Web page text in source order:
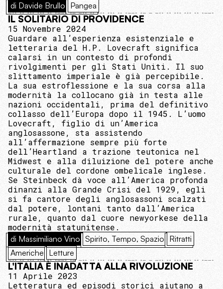
di Davide Brullo Pangea
IL SOLITARIO DI PROVIDENCE
15 Novembre 2024
Guardare all’esperienza esistenziale e
letteraria del H.P. Lovecraft significa
calarsi in un contesto di profondi
rivolgimenti per gli Stati Uniti. Il suo
slittamento imperiale è già percepibile.
La sua estroflessione e la sua corsa alla
modernità la collocano già in testa alle
nazioni occidentali, prima del definitivo
collasso dell’Europa dopo il 1945. L’uomo
Lovecraft, figlio di un’America
anglosassone, sta assistendo
all’affermazione sempre più forte
dell’Heartland a trazione teutonica nel
Midwest e alla diluizione del potere anche
culturale del cordone ombelicale inglese.
Se Steinbeck dà voce all’America profonda
dinanzi alla Grande Crisi del 1929, egli
si fa cantore degli anglosassoni scalzati
dal potere, lontani tanto dall’America
rurale, quanto dal cuore newyorkese della
modernità statunitense.
di Massimiliano Vino Spirito, Tempo, Spazio Ritratti
Americhe Letture
L'ITALIA È INADATTA ALLA RIVOLUZIONE
11 Aprile 2023
Letteratura ed episodi storici aiutano a